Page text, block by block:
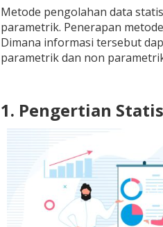
Metode pengolahan data
parametrik. Penerapan
Dimana informasi tersebut
parametrik dan non
1. Pengertian